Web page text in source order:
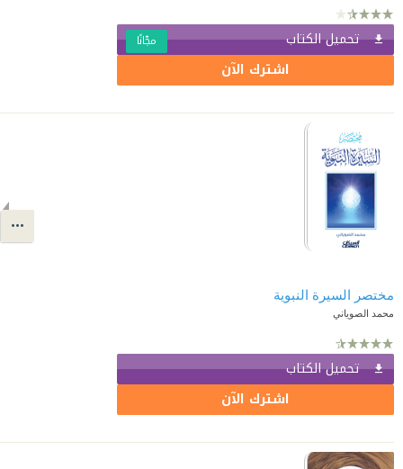
تحميل الكتاب مجّانًا
اشترك الآن
مختصر السيرة النبوية
محمد الصوياني
تحميل الكتاب
اشترك الآن